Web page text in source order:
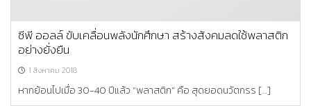
ซีพี ออลล์ ขับเคลื่อนพลังนักศึกษา สร้างสังคมลดใช้พลาสติก
อย่างยั่งยืน
1 สิงหาคม 2018
หากย้อนไปเมื่อ 30-40 ปีแล้ว “พลาสติก” คือ สุดยอดนวัตกรร […]